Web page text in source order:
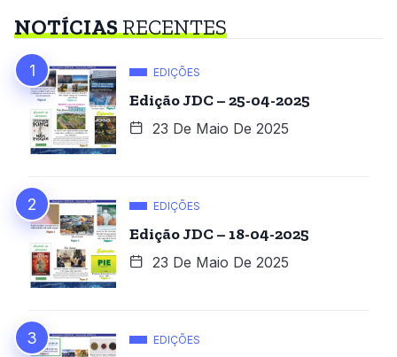
NOTÍCIASRECENTES
EDIÇÕES
Edição JDC – 25-04-2025
23 De Maio De 2025
EDIÇÕES
Edição JDC – 18-04-2025
23 De Maio De 2025
EDIÇÕES